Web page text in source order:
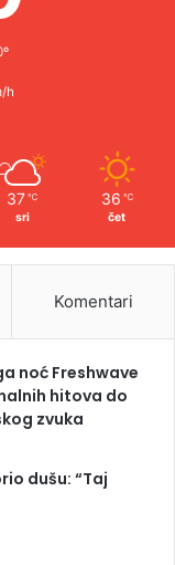
h
37 ℃
sri
36 ℃
čet
Komentari
noć Freshwave
hitova do
zvuka
dušu: “Taj